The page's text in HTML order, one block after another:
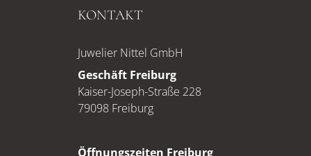
KONTAKT
Juwelier Nittel GmbH
Geschäft Freiburg
Kaiser-Joseph-Straße 228
79098 Freiburg
Öffnungszeiten Freiburg